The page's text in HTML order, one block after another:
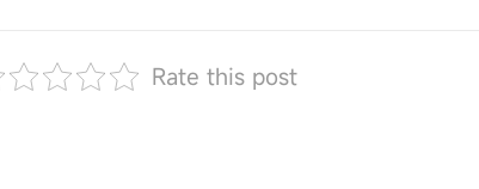
Rate this post